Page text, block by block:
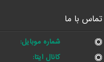
تماس با ما
شماره موبایل:
کانال ایتا: